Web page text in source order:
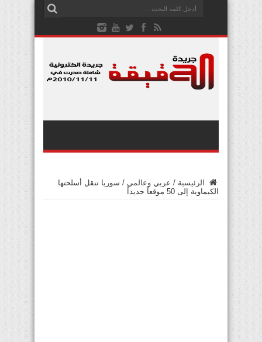
الرئيسية / عربي وعالمي / سوريا تنقل أسلحتها
الكيماوية إلى 50 موقعاً جديداً